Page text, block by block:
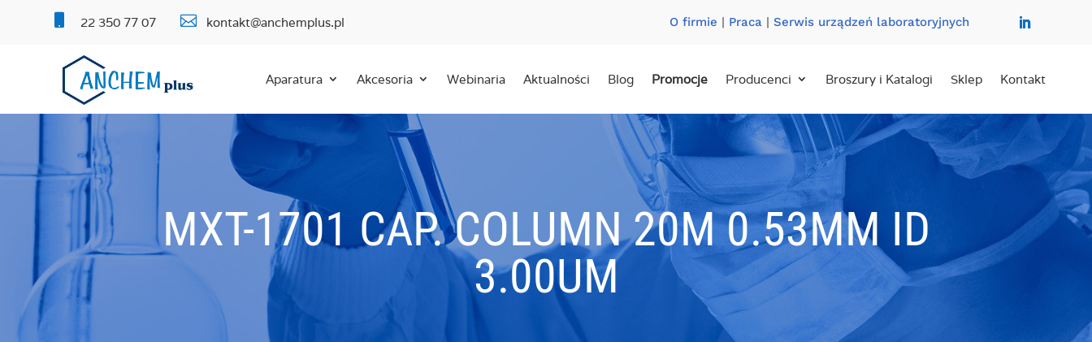
22 350 77 07  kontakt@anchemplus.pl O firmie | Praca| Serwis urządzeń laboratoryjnych
Aparatura Akcesoria Webinaria Aktualności Blog Promocje Producenci Broszury i Katalogi Sklep Kontakt
MXT-1701 CAP. COLUMN 20M 0.53MM ID
3.00UM